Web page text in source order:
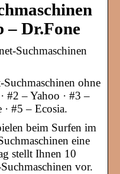
– Dr.Fone
Suchmaschinen
ohne
#2 – Yahoo · #3 –
#5 – Ecosia.
beim Surfen im
eine
stellt Ihnen 10
vor.